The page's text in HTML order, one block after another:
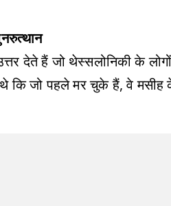
देते हैं जो थेस्सलोनिकी के
थे कि जो पहले मर चुके हैं, वे